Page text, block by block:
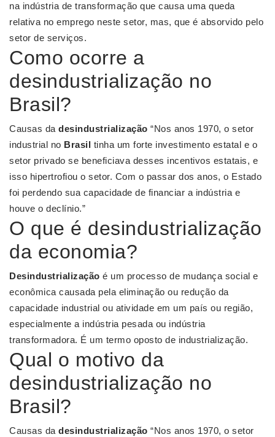
na indústria de transformação que causa uma queda
relativa no emprego neste setor, mas, que é absorvido pelo
setor de serviços.
Como ocorre a
desindustrialização no
Brasil?
Causas da desindustrialização “Nos anos 1970, o setor
industrial no Brasil tinha um forte investimento estatal e o
setor privado se beneficiava desses incentivos estatais, e
isso hipertrofiou o setor. Com o passar dos anos, o Estado
foi perdendo sua capacidade de financiar a indústria e
houve o declínio.”
O que é desindustrialização
da economia?
Desindustrialização é um processo de mudança social e
econômica causada pela eliminação ou redução da
capacidade industrial ou atividade em um país ou região,
especialmente a indústria pesada ou indústria
transformadora. É um termo oposto de industrialização.
Qual o motivo da
desindustrialização no
Brasil?
Causas da desindustrialização “Nos anos 1970, o setor